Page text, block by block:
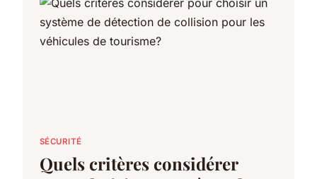
SÉCURITÉ
Quels critères considérer